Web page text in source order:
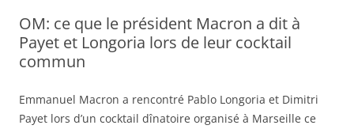
OM: ce que le président Macron a dit à
Payet et Longoria lors de leur cocktail
commun
Emmanuel Macron a rencontré Pablo Longoria et Dimitri
Payet lors d’un cocktail dînatoire organisé à Marseille ce